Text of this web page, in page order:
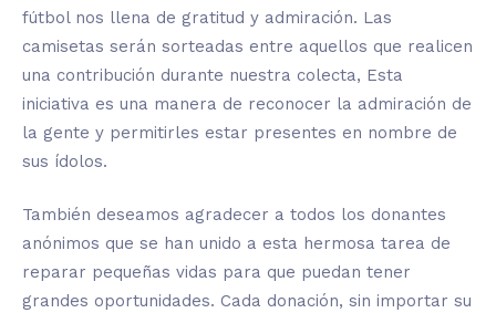
fútbol nos llena de gratitud y admiración. Las
camisetas serán sorteadas entre aquellos que realicen
una contribución durante nuestra colecta, Esta
iniciativa es una manera de reconocer la admiración de
la gente y permitirles estar presentes en nombre de
sus ídolos.
También deseamos agradecer a todos los donantes
anónimos que se han unido a esta hermosa tarea de
reparar pequeñas vidas para que puedan tener
grandes oportunidades. Cada donación, sin importar su